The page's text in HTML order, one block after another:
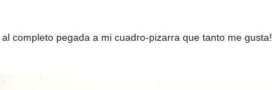
al completo pegada a mi cuadro-pizarra que tanto me gusta!